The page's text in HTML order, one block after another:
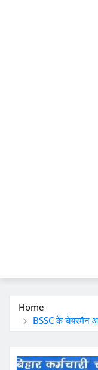
Home
BSSC के चेयरमैन